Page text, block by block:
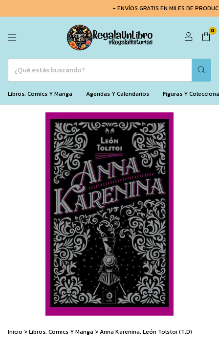
- ENVÍOS GRATIS EN MILES DE
0
Libros, Comics Y Manga Agendas Y Calendarios Figuras Y
Inicio >Libros, Comics Y Manga >Anna Karenina. León Tolstoi (T.D)